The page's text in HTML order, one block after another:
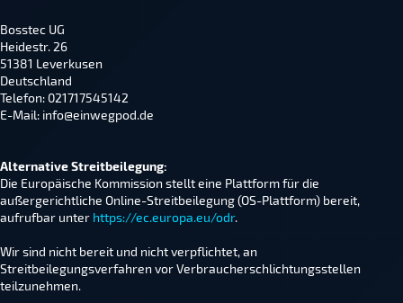
Bosstec UG
Heidestr. 26
51381 Leverkusen
Deutschland
Telefon: 021717545142
E-Mail: info@einwegpod.de
Alternative Streitbeilegung:
Die Europäische Kommission stellt eine Plattform für die
außergerichtliche Online-Streitbeilegung (OS-Plattform) bereit,
aufrufbar unter https://ec.europa.eu/odr.
Wir sind nicht bereit und nicht verpflichtet, an
Streitbeilegungsverfahren vor Verbraucherschlichtungsstellen
teilzunehmen.